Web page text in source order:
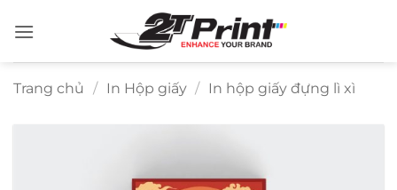
qua
Trang chủ / In Hộp giấy / In hộp giấy đựng lì xì